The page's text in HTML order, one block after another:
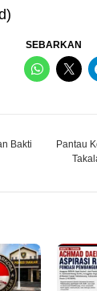
SEBARKAN
Bakti
Pantau